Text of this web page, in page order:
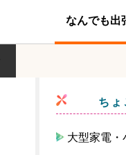
なんでも出
ちょ
大型家電・